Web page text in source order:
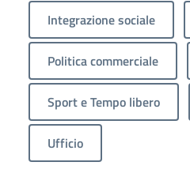
Integrazione sociale
Politica commerciale
Sport e Tempo libero
Ufficio